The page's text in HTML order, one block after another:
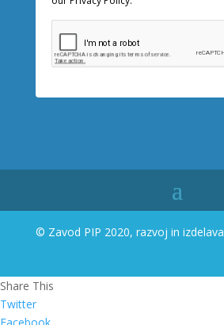
© Zavod PIP 2020, razvoj in izdelava
Share This
Twitter